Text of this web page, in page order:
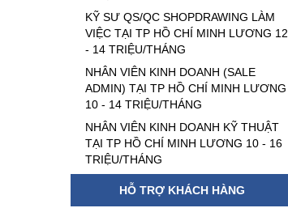
KỸ SƯ QS/QC SHOPDRAWING LÀM
VIỆC TẠI TP HỒ CHÍ MINH LƯƠNG 12
- 14 TRIỆU/THÁNG
NHÂN VIÊN KINH DOANH (SALE
ADMIN) TẠI TP HỒ CHÍ MINH LƯƠNG
10 - 14 TRIỆU/THÁNG
NHÂN VIÊN KINH DOANH KỸ THUẬT
TẠI TP HỒ CHÍ MINH LƯƠNG 10 - 16
TRIỆU/THÁNG
HỖ TRỢ KHÁCH HÀNG